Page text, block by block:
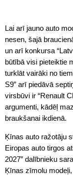
Lai arī jauno auto
nesen, šajā
un arī konkursa
būtībā visi pieteiktie
turklāt vairāki no
S9” arī piedāvā
virsbūvi ir “Renault
argumenti, kādēļ
braukšanai ikdienā.
Ķīnas auto ražotāju
Eiropas auto tirgos
2027” dalībnieku
Ķīnas zīmolu